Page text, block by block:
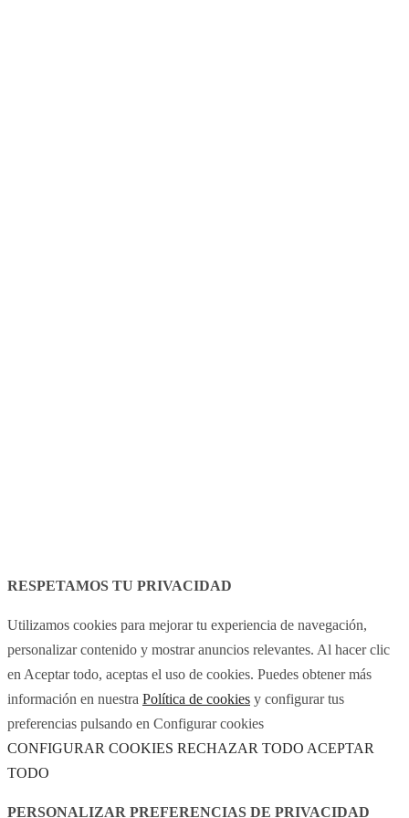
RESPETAMOS TU PRIVACIDAD
Utilizamos cookies para mejorar tu experiencia de navegación,
personalizar contenido y mostrar anuncios relevantes. Al hacer clic
en Aceptar todo, aceptas el uso de cookies. Puedes obtener más
información en nuestra Política de cookies y configurar tus
preferencias pulsando en Configurar cookies
CONFIGURAR COOKIES RECHAZAR TODO ACEPTAR
TODO
PERSONALIZAR PREFERENCIAS DE PRIVACIDAD